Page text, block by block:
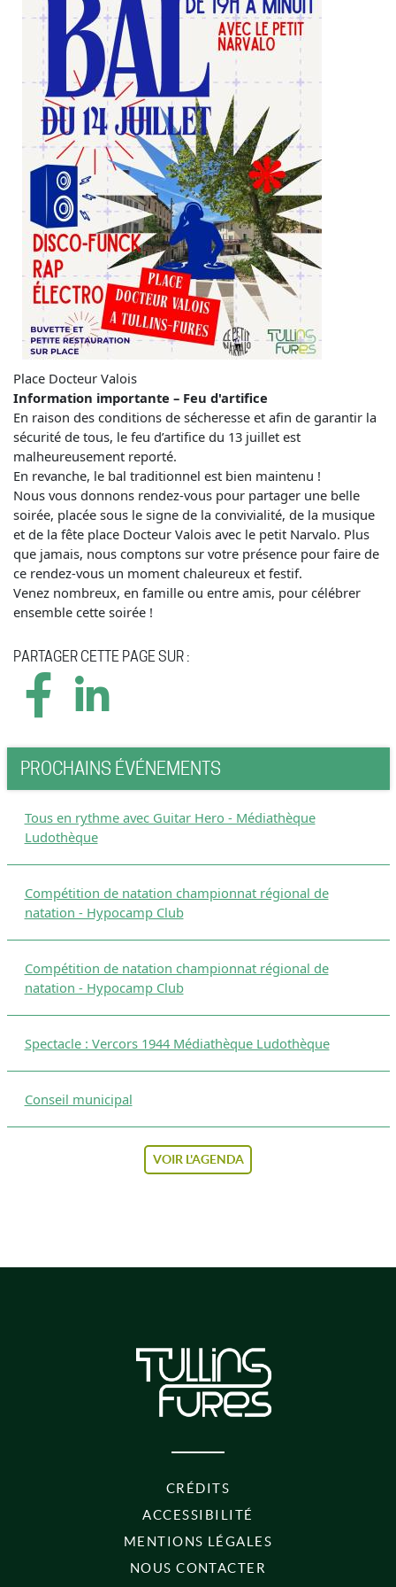
PROCHAINS ÉVÉNEMENTS
Tous en rythme avec Guitar Hero - Médiathèque
Ludothèque
Compétition de natation championnat régional de
natation - Hypocamp Club
Compétition de natation championnat régional de
natation - Hypocamp Club
Spectacle : Vercors 1944 Médiathèque Ludothèque
Conseil municipal
VOIR L'AGENDA
Place Docteur Valois
Information importante – Feu d'artifice
En raison des conditions de sécheresse et afin de garantir la
sécurité de tous, le feu d’artifice du 13 juillet est
malheureusement reporté.
En revanche, le bal traditionnel est bien maintenu !
Nous vous donnons rendez-vous pour partager une belle
soirée, placée sous le signe de la convivialité, de la musique
et de la fête place Docteur Valois avec le petit Narvalo. Plus
que jamais, nous comptons sur votre présence pour faire de
ce rendez-vous un moment chaleureux et festif.
Venez nombreux, en famille ou entre amis, pour célébrer
ensemble cette soirée !
PARTAGER CETTE PAGE SUR :
CRÉDITS
ACCESSIBILITÉ
MENTIONS LÉGALES
NOUS CONTACTER